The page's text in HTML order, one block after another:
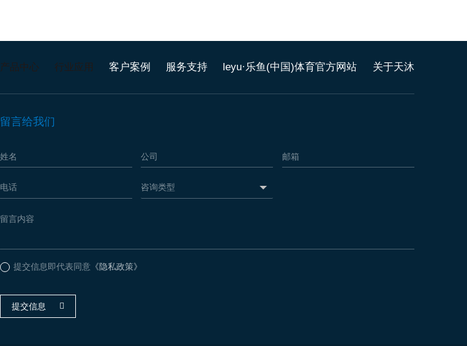
产品中心 行业应用 客户案例 服务支持 leyu·乐鱼(中国)体育官方网站 关于天沐
留言给我们
提交信息即代表同意 《隐私政策》
提交信息